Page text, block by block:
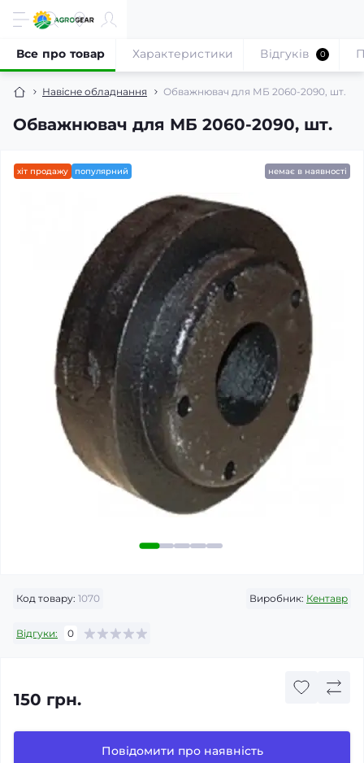
Навісне обладнання Обважнювач для МБ 2060-2090, шт.
Обважнювач для МБ 2060-2090, шт.
Все про товар Характеристики Відгуків 0
хіт продажу популярний немає в наявності
Код товару: 1070 Виробник: Кентавр
Відгуки: 0
150 грн.
Повідомити про наявність